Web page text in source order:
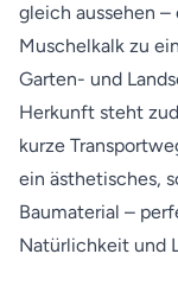
gleich aussehen –
Muschelkalk zu
Garten- und
Herkunft steht
kurze
ein ästhetisches,
Baumaterial –
Natürlichkeit und